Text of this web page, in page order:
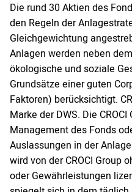
Die rund 30 Aktien des
den Regeln der
Gleichgewichtung
Anlagen werden neben
ökologische und soziale
Grundsätze einer guten
Faktoren) berücksichtigt.
Marke der DWS. Die
Management des Fonds
Auslassungen in der
wird von der CROCI Group
oder Gewährleistungen